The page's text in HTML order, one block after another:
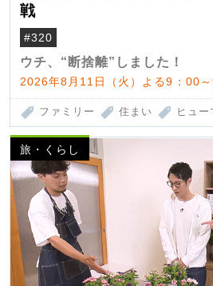
戦
#320
ウチ、“断捨離”しました！
2026年8月11日（火）よる9：00
ファミリー 住まい ヒュー
旅・くらし